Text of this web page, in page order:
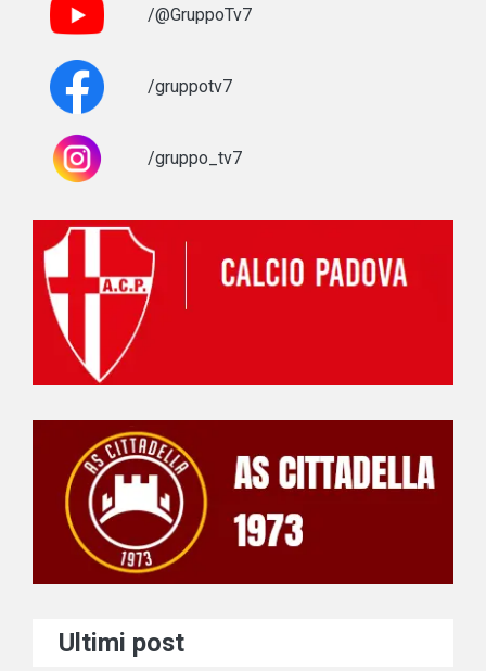
/@GruppoTv7
/gruppotv7
/gruppo_tv7
Ultimi post